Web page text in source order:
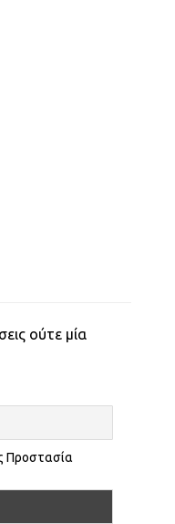
ούτε μία
Προστασία